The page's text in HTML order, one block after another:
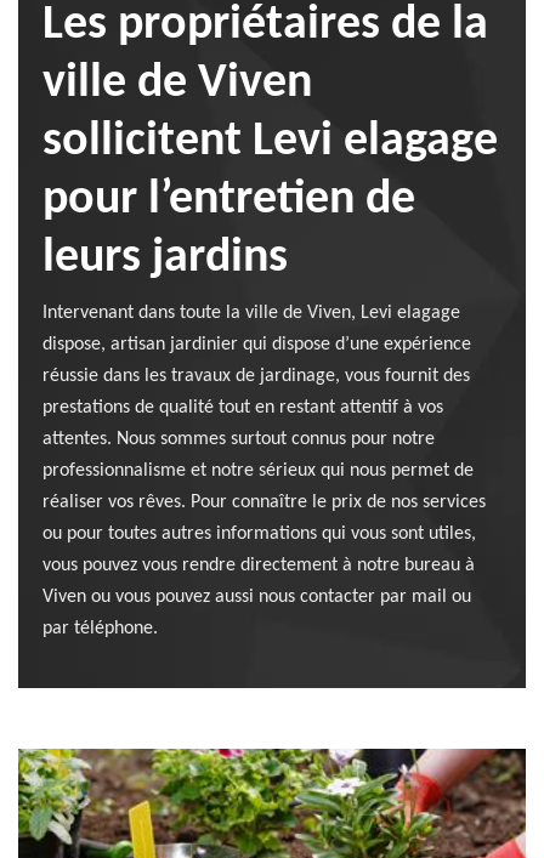
Les propriétaires de la
ville de Viven
sollicitent Levi elagage
pour l’entretien de
leurs jardins
Intervenant dans toute la ville de Viven, Levi elagage
dispose, artisan jardinier qui dispose d’une expérience
réussie dans les travaux de jardinage, vous fournit des
prestations de qualité tout en restant attentif à vos
attentes. Nous sommes surtout connus pour notre
professionnalisme et notre sérieux qui nous permet de
réaliser vos rêves. Pour connaître le prix de nos services
ou pour toutes autres informations qui vous sont utiles,
vous pouvez vous rendre directement à notre bureau à
Viven ou vous pouvez aussi nous contacter par mail ou
par téléphone.